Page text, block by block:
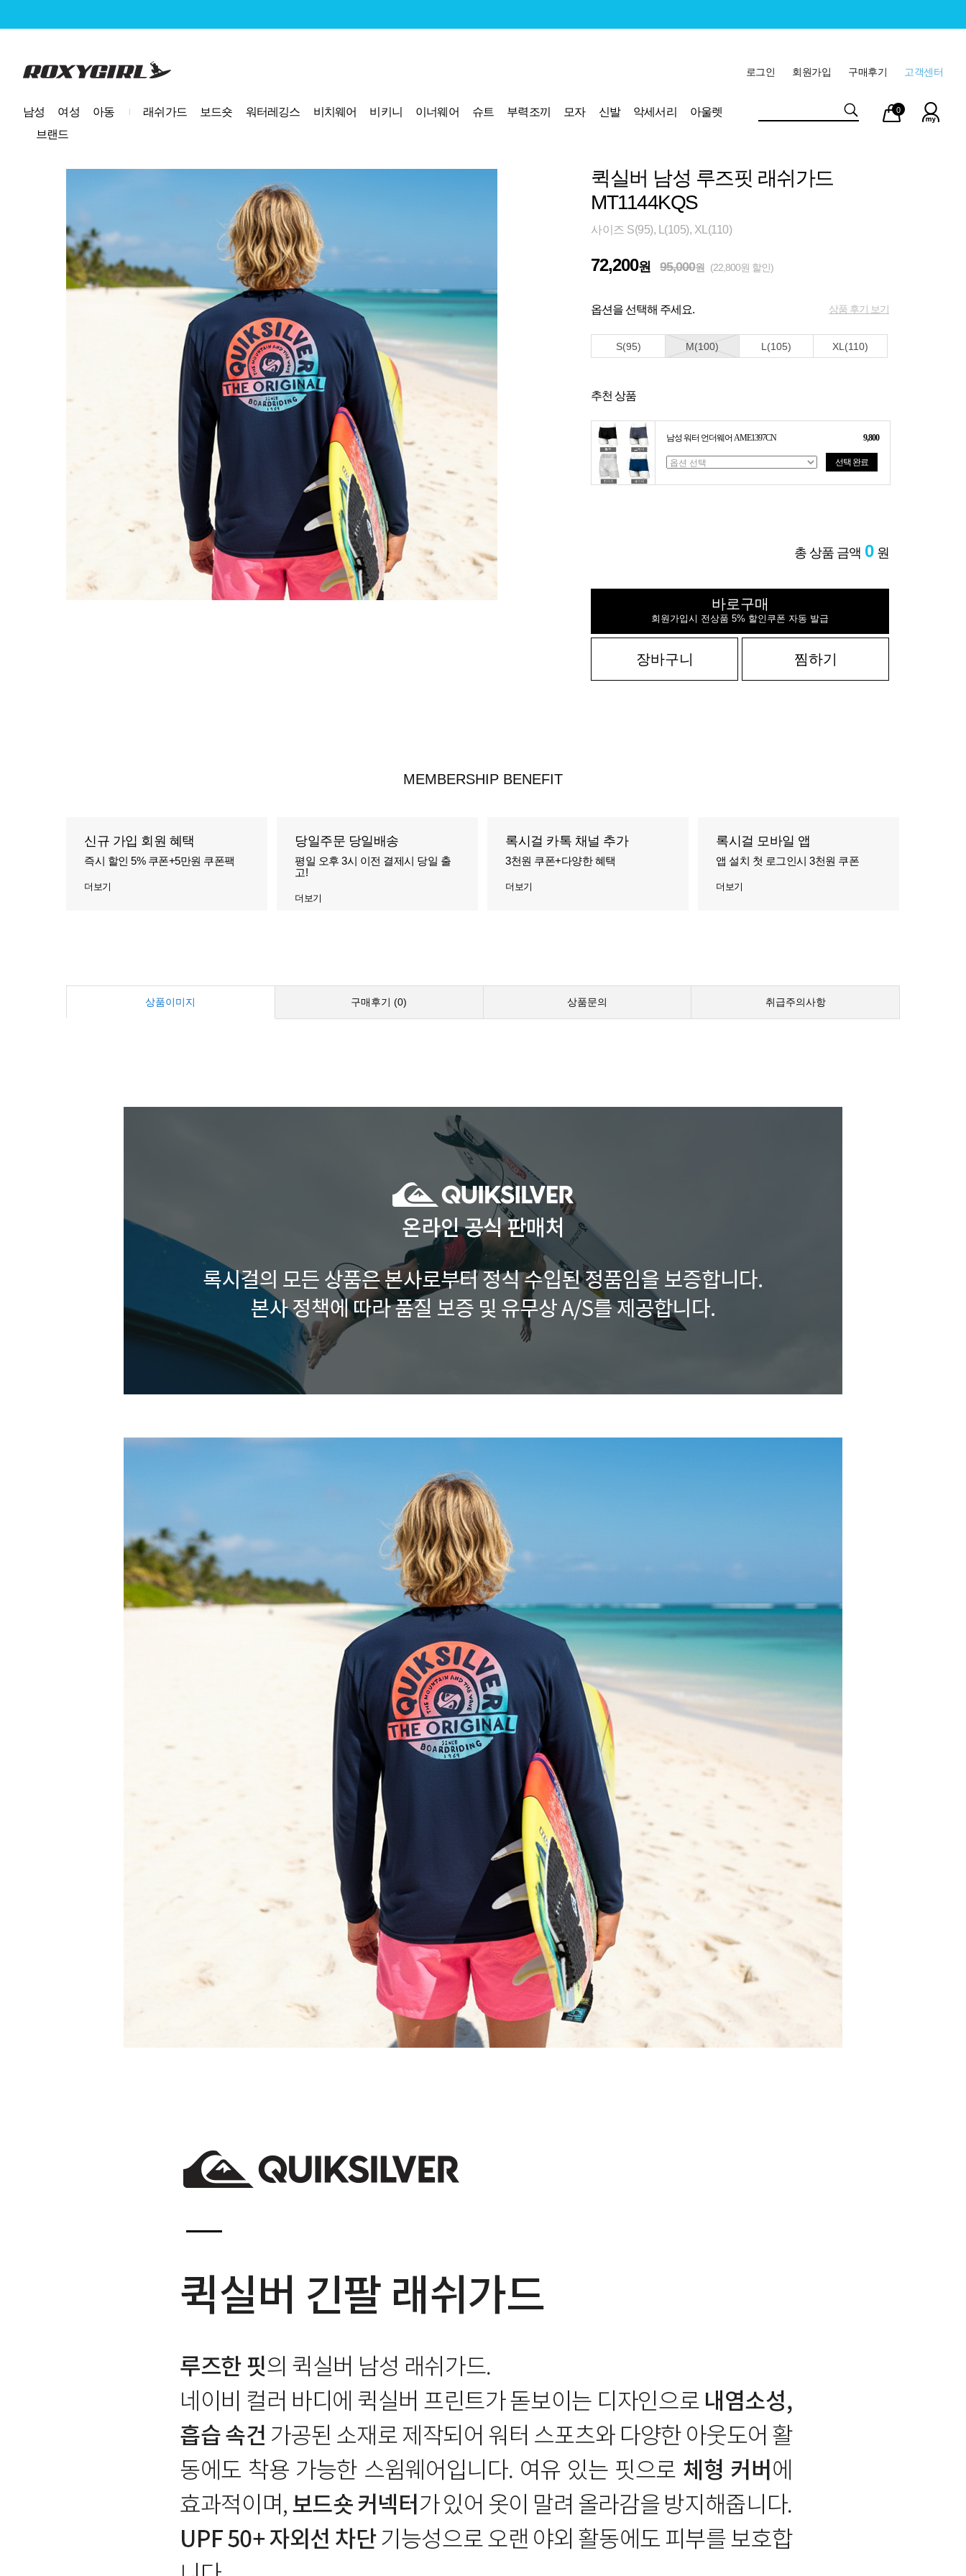
로고 고객센터
구매후기
회원가입
로그인
남성 여성 아동 래쉬가드 보드숏 워터레깅스 비치웨어 비키니 이너웨어 슈트 부력조끼 모자 신발 악세서리
아울렛
브랜드
마이
페이
장바
구니
0
퀵실버 남성 루즈핏 래쉬가드
MT1144KQS
사이즈 S(95), L(105), XL(110)
72,200원 95,000원 (22,800원 할인)
옵션을 선택해 주세요. 상품 후기 보기
S(95) M(100) L(105) XL(110)
추천 상품
남성 워터 언더웨어 AME1397CN 9,800
선택 완료
총 상품 금액 0 원
바로구매
회원가입시 전상품 5% 할인쿠폰 자동 발급
장바구니 찜하기
MEMBERSHIP BENEFIT
신규 가입 회원 혜택
즉시 할인 5% 쿠폰+5만원 쿠폰팩
더보기
당일주문 당일배송
평일 오후 3시 이전 결제시 당일 출
고!
더보기
록시걸 카톡 채널 추가
3천원 쿠폰+다양한 혜택
더보기
록시걸 모바일 앱
앱 설치 첫 로그인시 3천원 쿠폰
더보기
상품이미지 구매후기 (0) 상품문의 취급주의사항